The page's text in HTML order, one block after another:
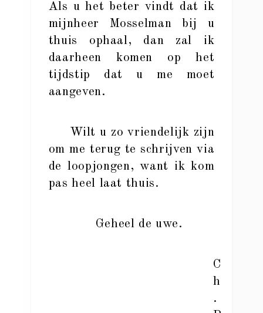
Als u het beter vindt dat ik
mijnheer Mosselman bij u
thuis ophaal, dan zal ik
daarheen komen op het
tijdstip dat u me moet
aangeven.
Wilt u zo vriendelijk zijn
om me terug te schrijven via
de loopjongen, want ik kom
pas heel laat thuis.
Geheel de uwe.
C
h
.